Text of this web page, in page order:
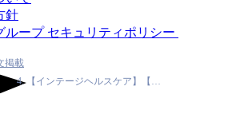
針
ループ セキュリティポリシー
掲載
【インテージヘルスケア】【…